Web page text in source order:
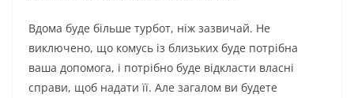
Вдома буде більше турбот, ніж зазвичай. Не
виключено, що комусь із близьких буде потрібна
ваша допомога, і потрібно буде відкласти власні
справи, щоб надати її. Але загалом ви будете